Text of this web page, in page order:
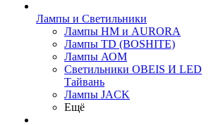
Лампы и Светильники
Лампы HM и AURORA
Лампы TD (BOSHITE)
Лампы АОМ
Светильники OBEIS И LED
Тайвань
Лампы JACK
Ещё